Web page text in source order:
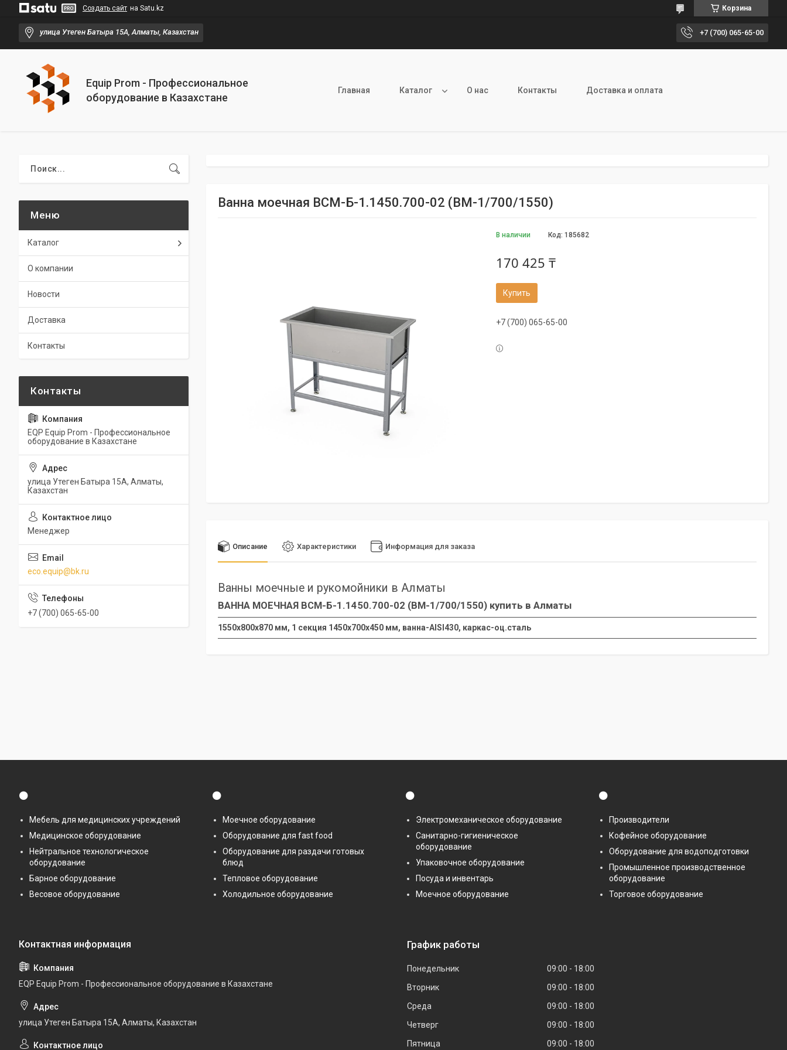
Создать сайт на Satu.kz Корзина
улица Утеген Батыра 15А, Алматы, Казахстан +7 (700) 065-65-00
Equip Prom - Профессиональное
оборудование в Казахстане
Главная Каталог О нас Контакты Доставка и оплата
Ванна моечная ВСМ-Б-1.1450.700-02 (ВМ-1/700/1550)
В наличии Код: 185682
170 425 ₸
Купить
+7 (700) 065-65-00
Описание Характеристики Информация для заказа
Ванны моечные и рукомойники в Алматы
ВАННА МОЕЧНАЯ ВСМ-Б-1.1450.700-02 (ВМ-1/700/1550) купить в Алматы
1550х800х870 мм, 1 секция 1450х700х450 мм, ванна-AISI430, каркас-оц.сталь
Каталог
О компании
Новости
Доставка
Контакты
EQP Equip Prom - Профессиональное
оборудование в Казахстане
улица Утеген Батыра 15А, Алматы,
Казахстан
Менеджер
eco.equip@bk.ru
+7 (700) 065-65-00
⚫
Мебель для медицинских учреждений
Медицинское оборудование
Нейтральное технологическое
оборудование
Барное оборудование
Весовое оборудование
⚫
Моечное оборудование
Оборудование для fast food
Оборудование для раздачи готовых
блюд
Тепловое оборудование
Холодильное оборудование
⚫
Электромеханическое оборудование
Санитарно-гигиеническое
оборудование
Упаковочное оборудование
Посуда и инвентарь
Моечное оборудование
⚫
Производители
Кофейное оборудование
Оборудование для водоподготовки
Промышленное производственное
оборудование
Торговое оборудование
EQP Equip Prom - Профессиональное оборудование в Казахстане
улица Утеген Батыра 15А, Алматы, Казахстан
График работы
Понедельник 09:00
18:00
Вторник
09:00
18:00
Среда
09:00
18:00
Четверг
09:00
18:00
Пятница
09:00 18:00